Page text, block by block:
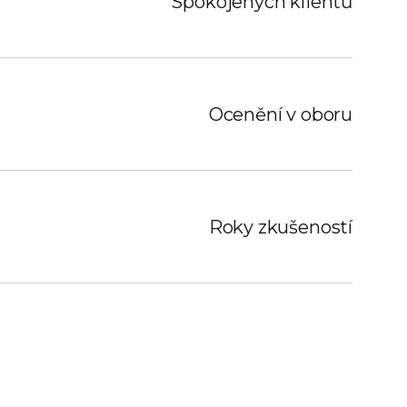
Ocenění v oboru
Roky zkušeností